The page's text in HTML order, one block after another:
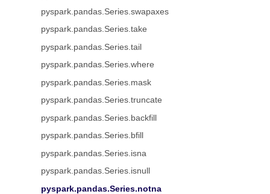
pyspark.pandas.Series.swapaxes
pyspark.pandas.Series.take
pyspark.pandas.Series.tail
pyspark.pandas.Series.where
pyspark.pandas.Series.mask
pyspark.pandas.Series.truncate
pyspark.pandas.Series.backfill
pyspark.pandas.Series.bfill
pyspark.pandas.Series.isna
pyspark.pandas.Series.isnull
pyspark.pandas.Series.notna